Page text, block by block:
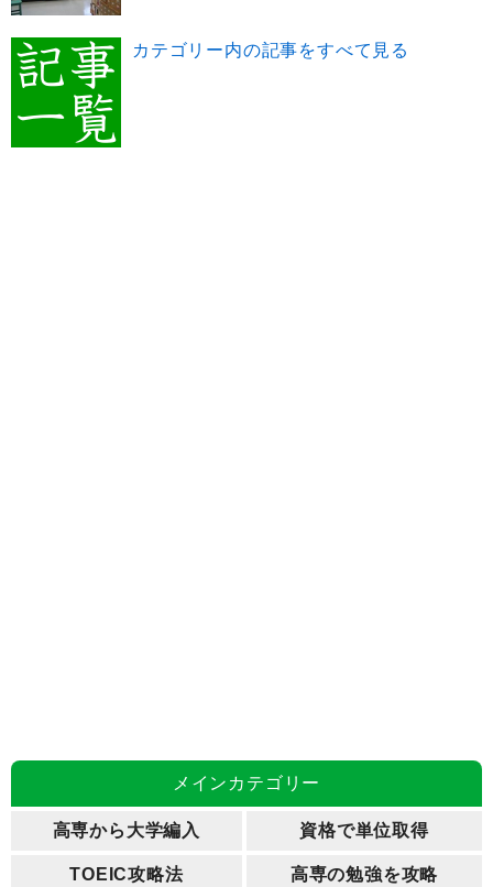
カテゴリー内の記事をすべて見る
メインカテゴリー
高専から大学編入 資格で単位取得
TOEIC攻略法 高専の勉強を攻略